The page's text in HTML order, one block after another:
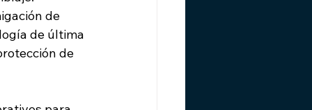
de
de última
de